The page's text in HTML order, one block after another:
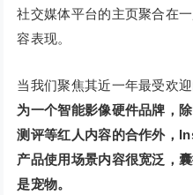
社交媒体平台的主页聚合在
容表现。
当我们聚焦其近一年最受欢
为一个智能影像硬件品牌，
测评等红人内容的合作外，
产品使用场景内容很宽泛，
是宠物。